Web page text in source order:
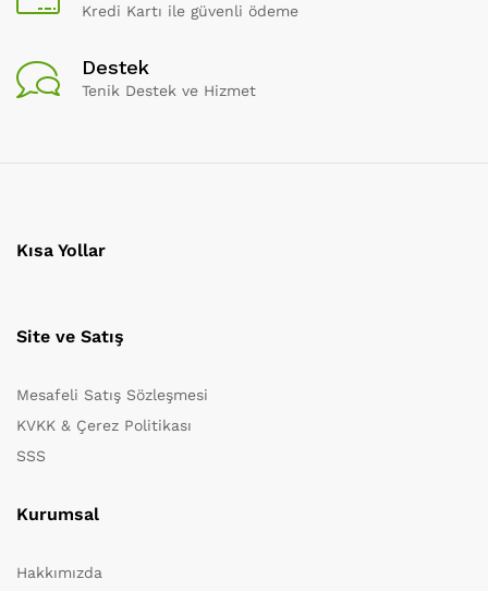
Kredi Kartı ile güvenli ödeme
Destek
Tenik Destek ve Hizmet
Kısa Yollar
Site ve Satış
Mesafeli Satış Sözleşmesi
KVKK & Çerez Politikası
SSS
Kurumsal
Hakkımızda